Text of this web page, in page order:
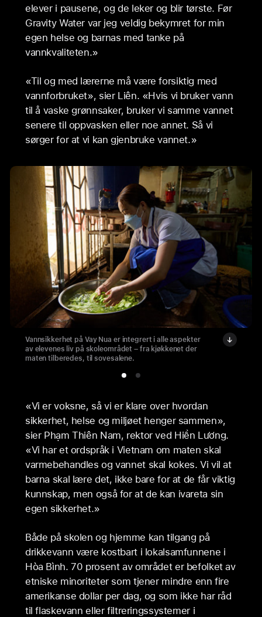
elever i pausene, og de leker og blir tørste. Før
Gravity Water var jeg veldig bekymret for min
egen helse og barnas med tanke på
vannkvaliteten.»
«Til og med lærerne må være forsiktig med
vannforbruket», sier Liên. «Hvis vi bruker vann
til å vaske grønnsaker, bruker vi samme vannet
senere til oppvasken eller noe annet. Så vi
sørger for at vi kan gjenbruke vannet.»
Vannsikkerhet på Vay Nua er integrert i alle aspekter
av elevenes liv på skoleområdet – fra kjøkkenet der
maten tilberedes, til sovesalene.
«Vi er voksne, så vi er klare over hvordan
sikkerhet, helse og miljøet henger sammen»,
sier Phạm Thiên Nam, rektor ved Hiền Lương.
«Vi har et ordspråk i Vietnam om maten skal
varmebehandles og vannet skal kokes. Vi vil at
barna skal lære det, ikke bare for at de får viktig
kunnskap, men også for at de kan ivareta sin
egen sikkerhet.»
Både på skolen og hjemme kan tilgang på
drikkevann være kostbart i lokalsamfunnene i
Hòa Bình. 70 prosent av området er befolket av
etniske minoriteter som tjener mindre enn fire
amerikanse dollar per dag, og som ikke har råd
til flaskevann eller filtreringssystemer i